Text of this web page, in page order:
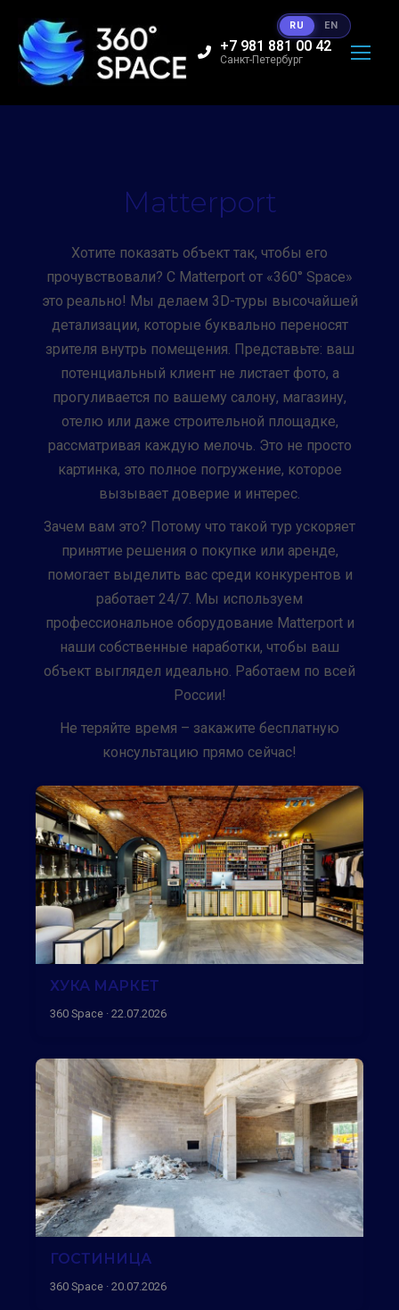
+7 981 881 00 42
Санкт-Петербург
Matterport
Хотите показать объект так, чтобы его
прочувствовали? С Matterport от «360° Space»
это реально! Мы делаем 3D-туры высочайшей
детализации, которые буквально переносят
зрителя внутрь помещения. Представьте: ваш
потенциальный клиент не листает фото, а
прогуливается по вашему салону, магазину,
отелю или даже строительной площадке,
рассматривая каждую мелочь. Это не просто
картинка, это полное погружение, которое
вызывает доверие и интерес.
Зачем вам это? Потому что такой тур ускоряет
принятие решения о покупке или аренде,
помогает выделить вас среди конкурентов и
работает 24/7. Мы используем
профессиональное оборудование Matterport и
наши собственные наработки, чтобы ваш
объект выглядел идеально. Работаем по всей
России!
Не теряйте время – закажите бесплатную
консультацию прямо сейчас!
ХУКА МАРКЕТ
360 Space · 22.07.2026
ГОСТИНИЦА
360 Space · 20.07.2026
RU EN